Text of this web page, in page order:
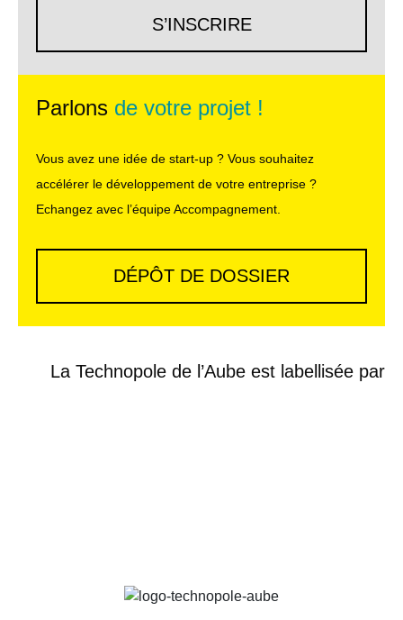
S’INSCRIRE
Parlons de votre projet !
Vous avez une idée de start-up ? Vous souhaitez
accélérer le développement de votre entreprise ?
Echangez avec l’équipe Accompagnement.
DÉPÔT DE DOSSIER
La Technopole de l’Aube est labellisée par